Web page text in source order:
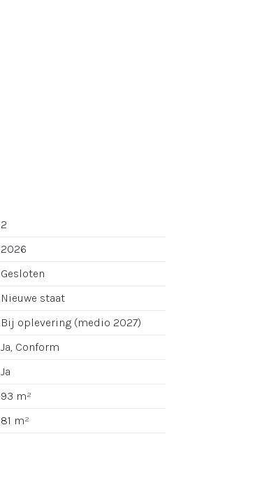
2
2026
Gesloten
Nieuwe staat
Bij oplevering (medio 2027)
Ja, Conform
Ja
93 m²
81 m²